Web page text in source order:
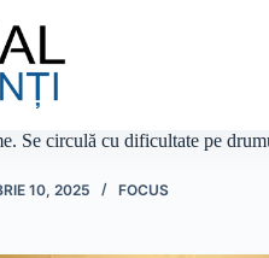
Se circulă cu dificultate pe
10, 2025 FOCUS